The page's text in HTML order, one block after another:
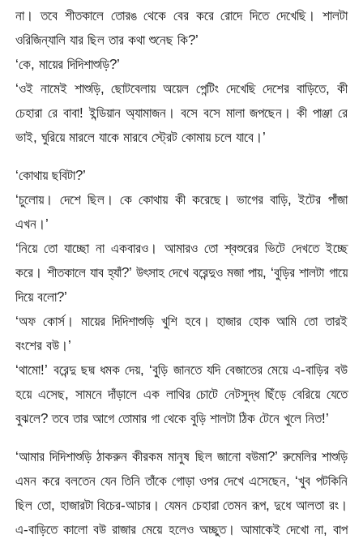
না। তবে শীতকালে তোরঙ থেকে বের করে রোদে দিতে দেখেছি। শালটা
ওরিজিন্যালি যার ছিল তার কথা শুনেছ কি?’
‘কে, মায়ের দিদিশাশুড়ি?’
‘ওই নামেই শাশুড়ি, ছোটবেলায় অয়েল পেন্টিং দেখেছি দেশের বাড়িতে, কী
চেহারা রে বাবা! ইন্ডিয়ান অ্যামাজন। বসে বসে মালা জপছেন। কী পাঞ্জা রে
ভাই, ঘুরিয়ে মারলে যাকে মারবে স্ট্রেট কোমায় চলে যাবে।’
‘কোথায় ছবিটা?’
‘চুলোয়। দেশে ছিল। কে কোথায় কী করেছে। ভাগের বাড়ি, ইটের পাঁজা
এখন।’
‘নিয়ে তো যাচ্ছো না একবারও। আমারও তো শ্বশুরের ভিটে দেখতে ইচ্ছে
করে। শীতকালে যাব হ্যাঁ?’ উৎসাহ দেখে বরেন্দুও মজা পায়, ‘বুড়ির শালটা গায়ে
দিয়ে বলো?’
‘অফ কোর্স। মায়ের দিদিশাশুড়ি খুশি হবে। হাজার হোক আমি তো তারই
বংশের বউ।’
‘থামো!’ বরেন্দু ছদ্ম ধমক দেয়, ‘বুড়ি জানতে যদি বেজাতের মেয়ে এ-বাড়ির বউ
হয়ে এসেছ, সামনে দাঁড়ালে এক লাথির চোটে নেটসুদ্ধ ছিঁড়ে বেরিয়ে যেতে
বুঝলে? তবে তার আগে তোমার গা থেকে বুড়ি শালটা ঠিক টেনে খুলে নিত!’
‘আমার দিদিশাশুড়ি ঠাকরুন কীরকম মানুষ ছিল জানো বউমা?’ রুমেলির শাশুড়ি
এমন করে বলতেন যেন তিনি তাঁকে গোড়া ওপর দেখে এসেছেন, ‘খুব পটকিনি
ছিল তো, হাজারটা বিচের-আচার। যেমন চেহারা তেমন রূপ, দুধে আলতা রং।
এ-বাড়িতে কালো বউ রাজার মেয়ে হলেও অচ্ছুত। আমাকেই দেখো না, বাপ